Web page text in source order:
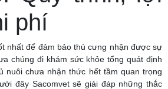
phí
nhất để đảm bảo thú cưng nhận được sự
chúng đi khám sức khỏe tổng quát định
nuôi chưa nhận thức hết tầm quan trọng
đây Sacomvet sẽ giải đáp những thắc